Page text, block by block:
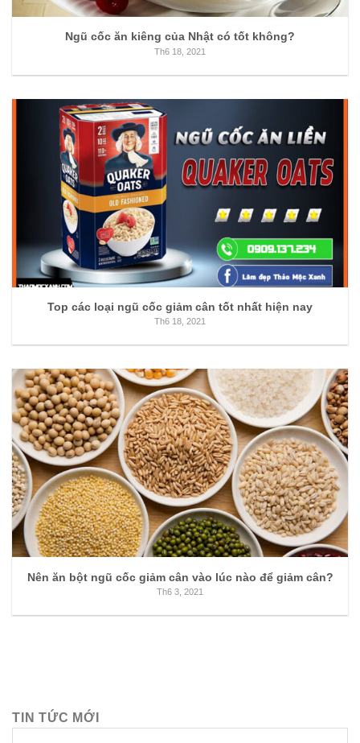
Ngũ cốc ăn kiêng của Nhật có tốt không?
Th6 18, 2021
Top các loại ngũ cốc giảm cân tốt nhất hiện nay
Th6 18, 2021
Nên ăn bột ngũ cốc giảm cân vào lúc nào để giảm cân?
Th6 3, 2021
TIN TỨC MỚI